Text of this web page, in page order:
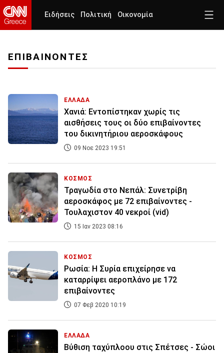
Ειδήσεις Πολιτική Οικονομία
ΕΠΙΒΑΙΝΟΝΤΕΣ
ΕΛΛΑΔΑ
Χανιά: Εντοπίστηκαν χωρίς τις
αισθήσεις τους οι δύο επιβαίνοντες
του δικινητήριου αεροσκάφους
09 Νοε 2023 19:51
ΚΟΣΜΟΣ
Τραγωδία στο Νεπάλ: Συνετρίβη
αεροσκάφος με 72 επιβαίνοντες -
Τουλαχιστον 40 νεκροί (vid)
15 Ιαν 2023 08:16
ΚΟΣΜΟΣ
Ρωσία: Η Συρία επιχείρησε να
καταρρίψει αεροπλάνο με 172
επιβαίνοντες
07 Φεβ 2020 10:19
ΕΛΛΑΔΑ
Βύθιση ταχύπλοου στις Σπέτσες - Σώοι